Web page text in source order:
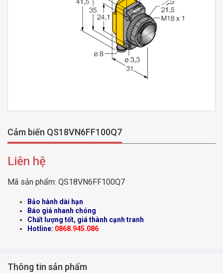
Cảm biến QS18VN6FF100Q7
Liên hệ
Mã sản phẩm: QS18VN6FF100Q7
Bảo hành dài hạn
Báo giá nhanh chóng
Chất lượng tốt, giá thành cạnh tranh
Hotline: 0868.945.086
Thông tin sản phẩm